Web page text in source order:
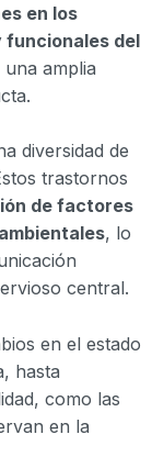
en los
funcionales del
amplia
diversidad de
trastornos
de factores
, lo
central.
en el estado
hasta
como las
en la